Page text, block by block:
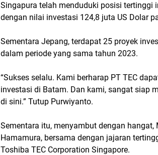
Singapura telah menduduki posisi tertinggi
dengan nilai investasi 124,8 juta US Dolar
Sementara Jepang, terdapat 25 proyek
dalam periode yang sama tahun 2023.
“Sukses selalu. Kami berharap PT TEC
investasi di Batam. Dan kami, sangat siap
di sini.” Tutup Purwiyanto.
Sementara itu, menyambut dengan hangat,
Hamamura, bersama dengan jajaran
Toshiba TEC Corporation Singapore.